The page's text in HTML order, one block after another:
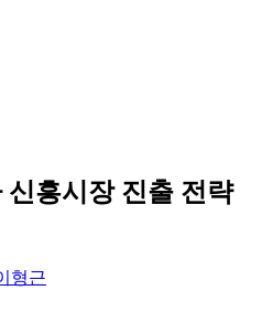
흥시장 진출 전략
형근